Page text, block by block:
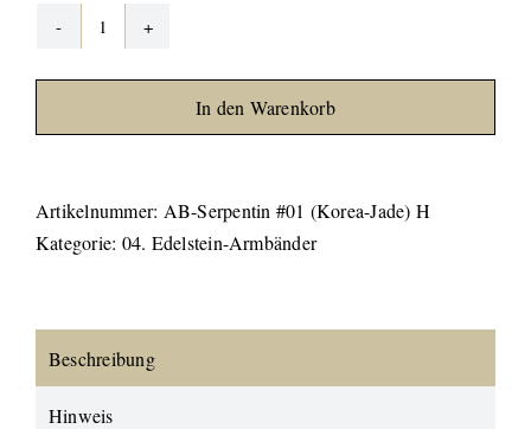
Serpentin
Korea
In den Warenkorb
Artikelnummer: AB-Serpentin #01 (Korea-Jade) H
Kategorie: 04. Edelstein-Armbänder
Beschreibung
Hinweis